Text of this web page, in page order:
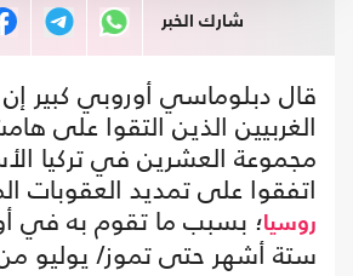
شارك الخبر
قال دبلوماسي أوروبي كبير إن
الغربيين الذين التقوا على
مجموعة العشرين في تركيا
اتفقوا على تمديد العقوبات
روسيا؛ بسبب ما تقوم به في
ستة أشهر حتى تموز/ يوليو